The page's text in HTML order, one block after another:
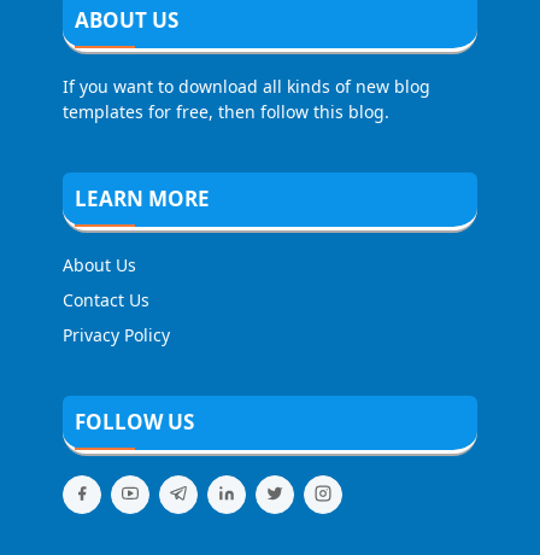
ABOUT US
If you want to download all kinds of new blog
templates for free, then follow this blog.
LEARN MORE
About Us
Contact Us
Privacy Policy
FOLLOW US